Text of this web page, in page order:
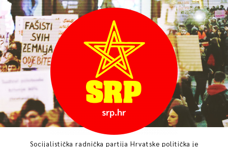
Skip
to
content
Socijalistička radnička partija Hrvatske politička je